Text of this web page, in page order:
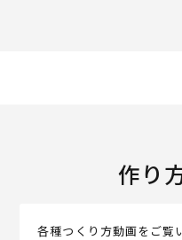
作り
各種つくり方動画をご覧